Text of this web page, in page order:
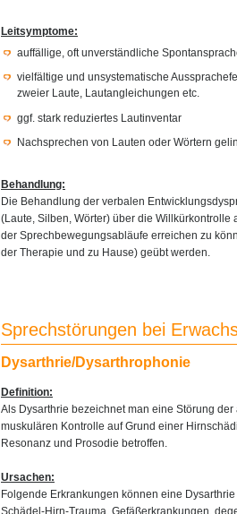
Leitsymptome:
auffällige, oft unverständliche
vielfältige und unsystematische
zweier Laute, Lautangleichungen etc.
ggf. stark reduziertes Lautinventar
Nachsprechen von Lauten oder Wörtern
Behandlung:
Die Behandlung der verbalen
(Laute, Silben, Wörter) über die
der Sprechbewegungsabläufe erreichen zu
der Therapie und zu Hause) geübt werden.
Sprechstörungen bei
Dysarthrie/Dysarthrophonie
Definition:
Als Dysarthrie bezeichnet man eine Störung
muskulären Kontrolle auf Grund einer
Resonanz und Prosodie betroffen.
Ursachen:
Folgende Erkrankungen können eine
Schädel-Hirn-Trauma, Gefäßerkrankungen,